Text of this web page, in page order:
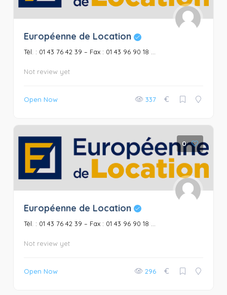
Européenne de Location
Tél. : 01 43 76 42 39 – Fax : 01 43 96 90 18 ...
Not review yet
Open Now 337 €
0
Européenne de Location
Tél. : 01 43 76 42 39 – Fax : 01 43 96 90 18 ...
Not review yet
Open Now 296 €